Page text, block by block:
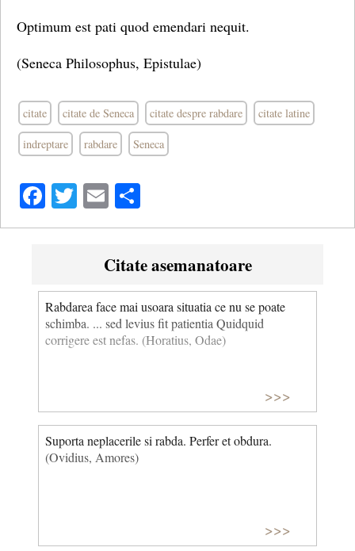
Optimum est pati quod emendari nequit.
(Seneca Philosophus, Epistulae)
citate citate de Seneca citate despre rabdare citate latine
indreptare rabdare Seneca
Facebook
Twitter
Email
Citate asemanatoare
Rabdarea face mai usoara situatia ce nu se poate
schimba. ... sed levius fit patientia Quidquid
corrigere est nefas. (Horatius, Odae)
>>>
Suporta neplacerile si rabda. Perfer et obdura.
(Ovidius, Amores)
>>>